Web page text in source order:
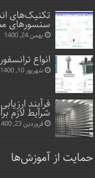
تکنیک‌های
سنسورهای
بهمن 24, 1400
انواع
شهریور 10, 1400
فرآیند
شرایط لازم
فروردین 23, 1400
حمایت از آموزش‌ها